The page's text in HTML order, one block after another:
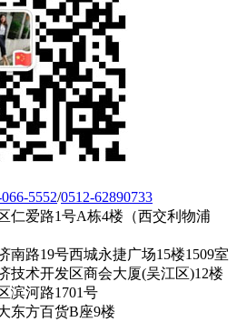
5552/0512-62890733
仁爱路1号A栋4楼（西交利物浦
南路19号西城永捷广场15楼1509室
技术开发区商会大厦(吴江区)12楼
滨河路1701号
东方百货B座9楼